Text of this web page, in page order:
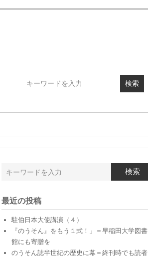
検索
検索
最近の投稿
駐伯日本大使講演（４）
『のうそん』をもう１式！」＝早稲田大学図書
館にも寄贈を
のうそん誌半世紀の歴史に幕＝終刊時でも読者